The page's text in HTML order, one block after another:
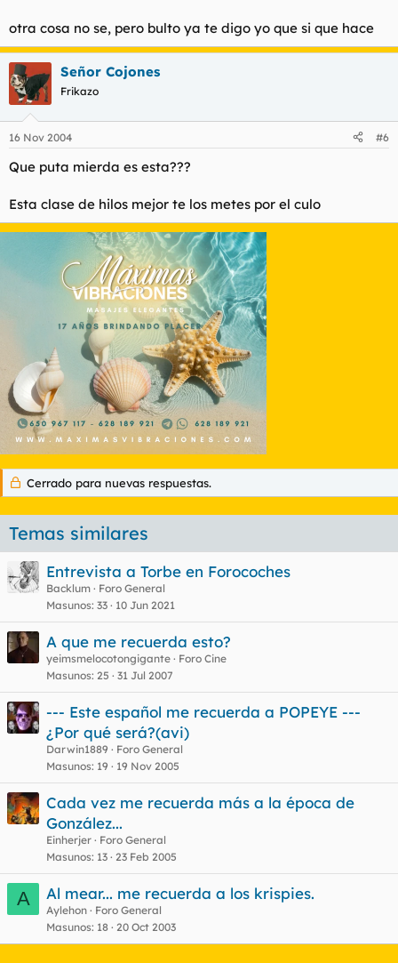
otra cosa no se, pero bulto ya te digo yo que si que hace
Señor Cojones
Frikazo
16 Nov 2004 #6
Que puta mierda es esta???
Esta clase de hilos mejor te los metes por el culo
Cerrado para nuevas respuestas.
Temas similares
Entrevista a Torbe en Forocoches
Backlum
Foro General
Masunos 33 10 Jun 2021
A que me recuerda esto?
yeimsmelocotongigante
Foro Cine
Masunos 25 31 Jul 2007
--- Este español me recuerda a POPEYE ---
¿Por qué será?(avi)
Darwin1889
Foro General
Masunos 19 19 Nov 2005
Cada vez me recuerda más a la época de
González...
Einherjer
Foro General
Masunos 13 23 Feb 2005
A Al mear... me recuerda a los krispies.
Aylehon
Foro General
Masunos 18 20 Oct 2003